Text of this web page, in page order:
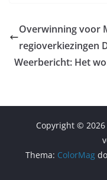
Overwinning voor
regioverkiezingen
Weerbericht: Het
Copyright © 2026
Thema: ColorMag